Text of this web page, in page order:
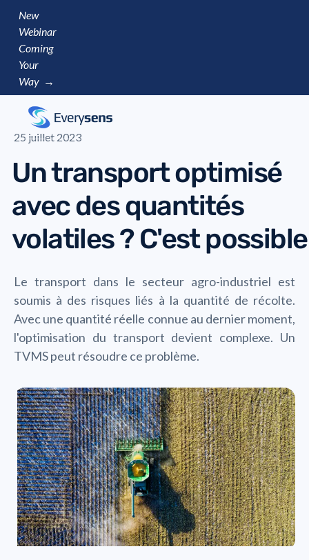
New
Webinar
Coming
Your
Way →
25 juillet 2023
Un transport optimisé
avec des quantités
volatiles ? C'est
Le transport dans le secteur agro-industriel est
soumis à des risques liés à la quantité de récolte.
Avec une quantité réelle connue au dernier moment,
l'optimisation du transport devient complexe. Un
TVMS peut résoudre ce problème.